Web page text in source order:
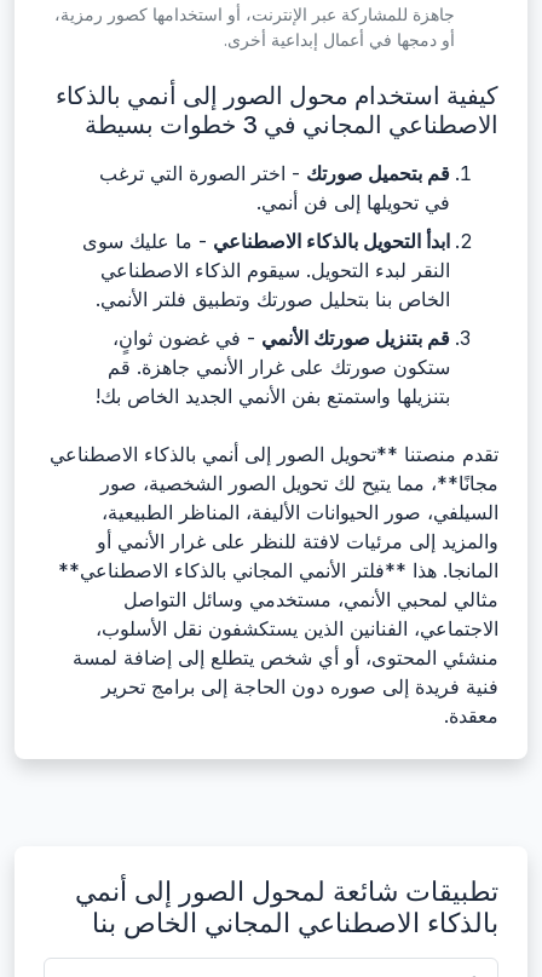
جاهزة للمشاركة عبر الإنترنت، أو استخدامها كصور رمزية،
أو دمجها في أعمال إبداعية أخرى.
كيفية استخدام محول الصور إلى أنمي بالذكاء
الاصطناعي المجاني في 3 خطوات بسيطة
قم بتحميل صورتك - اختر الصورة التي ترغب
في تحويلها إلى فن أنمي.
ابدأ التحويل بالذكاء الاصطناعي - ما عليك سوى
النقر لبدء التحويل. سيقوم الذكاء الاصطناعي
الخاص بنا بتحليل صورتك وتطبيق فلتر الأنمي.
قم بتنزيل صورتك الأنمي - في غضون ثوانٍ،
ستكون صورتك على غرار الأنمي جاهزة. قم
بتنزيلها واستمتع بفن الأنمي الجديد الخاص بك!
تقدم منصتنا **تحويل الصور إلى أنمي بالذكاء الاصطناعي
مجانًا**، مما يتيح لك تحويل الصور الشخصية، صور
السيلفي، صور الحيوانات الأليفة، المناظر الطبيعية،
والمزيد إلى مرئيات لافتة للنظر على غرار الأنمي أو
المانجا. هذا **فلتر الأنمي المجاني بالذكاء الاصطناعي**
مثالي لمحبي الأنمي، مستخدمي وسائل التواصل
الاجتماعي، الفنانين الذين يستكشفون نقل الأسلوب،
منشئي المحتوى، أو أي شخص يتطلع إلى إضافة لمسة
فنية فريدة إلى صوره دون الحاجة إلى برامج تحرير
معقدة.
تطبيقات شائعة لمحول الصور إلى أنمي
بالذكاء الاصطناعي المجاني الخاص بنا